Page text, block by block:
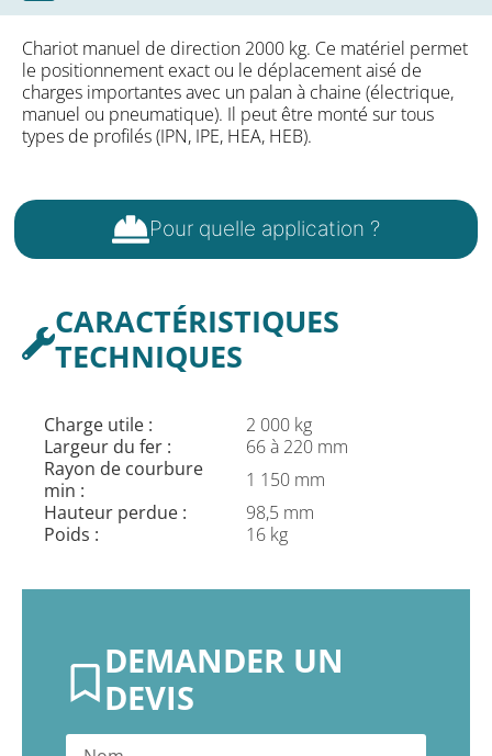
Chariot manuel de direction 2000 kg. Ce matériel permet
le positionnement exact ou le déplacement aisé de
charges importantes avec un palan à chaine (électrique,
manuel ou pneumatique). Il peut être monté sur tous
types de profilés (IPN, IPE, HEA, HEB).
Pour quelle application ?
CARACTÉRISTIQUES
TECHNIQUES
Charge utile :
2 000 kg
Largeur du fer :
66 à 220 mm
Rayon de courbure
min :
1 150 mm
Hauteur perdue :
98,5 mm
Poids :
16 kg
DEMANDER UN
DEVIS